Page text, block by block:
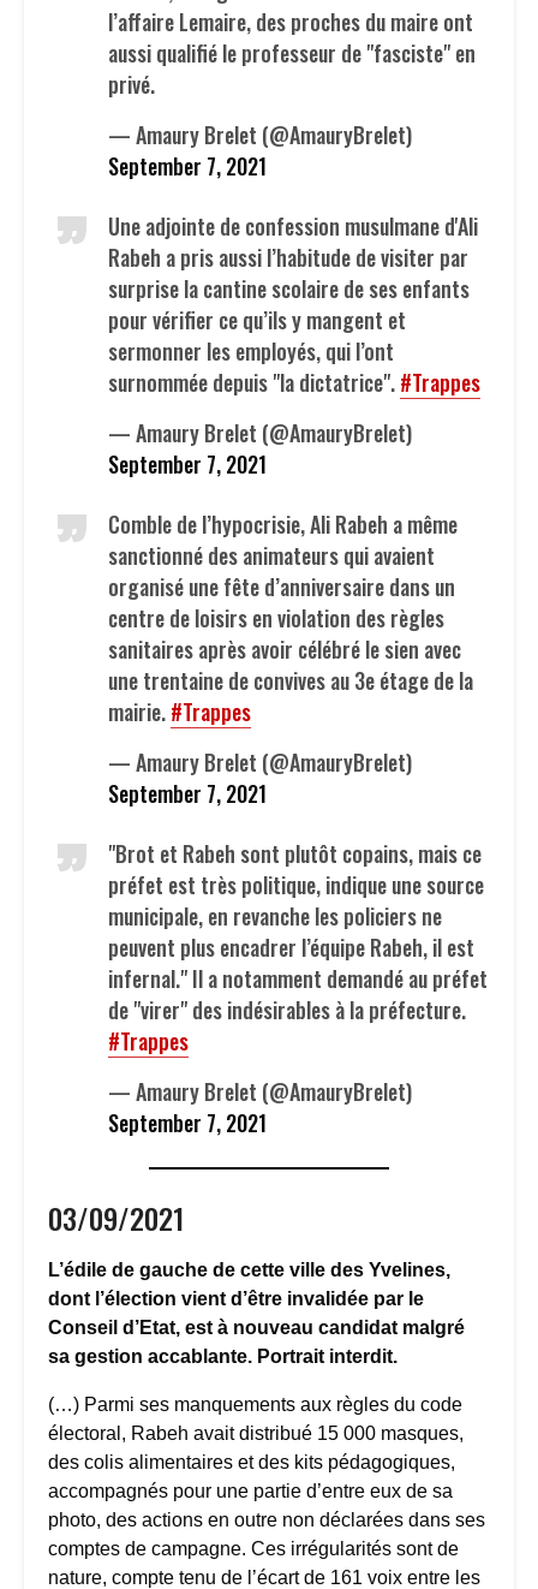
l’affaire Lemaire, des proches du maire ont
aussi qualifié le professeur de "fasciste" en
privé.
— Amaury Brelet (@AmauryBrelet)
September 7, 2021
Une adjointe de confession musulmane d'Ali
Rabeh a pris aussi l’habitude de visiter par
surprise la cantine scolaire de ses enfants
pour vérifier ce qu’ils y mangent et
sermonner les employés, qui l’ont
surnommée depuis "la dictatrice".#Trappes
— Amaury Brelet (@AmauryBrelet)
September 7, 2021
Comble de l’hypocrisie, Ali Rabeh a même
sanctionné des animateurs qui avaient
organisé une fête d’anniversaire dans un
centre de loisirs en violation des règles
sanitaires après avoir célébré le sien avec
une trentaine de convives au 3e étage de la
mairie.#Trappes
— Amaury Brelet (@AmauryBrelet)
September 7, 2021
"Brot et Rabeh sont plutôt copains, mais ce
préfet est très politique, indique une source
municipale, en revanche les policiers ne
peuvent plus encadrer l’équipe Rabeh, il est
infernal." Il a notamment demandé au préfet
de "virer" des indésirables à la préfecture.
#Trappes
— Amaury Brelet (@AmauryBrelet)
September 7, 2021
03/09/2021
L’édile de gauche de cette ville des Yvelines,
dont l’élection vient d’être invalidée par le
Conseil d’Etat, est à nouveau candidat malgré
sa gestion accablante. Portrait interdit.
(…) Parmi ses manquements aux règles du code
électoral, Rabeh avait distribué 15 000 masques,
des colis alimentaires et des kits pédagogiques,
accompagnés pour une partie d’entre eux de sa
photo, des actions en outre non déclarées dans ses
comptes de campagne. Ces irrégularités sont de
nature, compte tenu de l’écart de 161 voix entre les